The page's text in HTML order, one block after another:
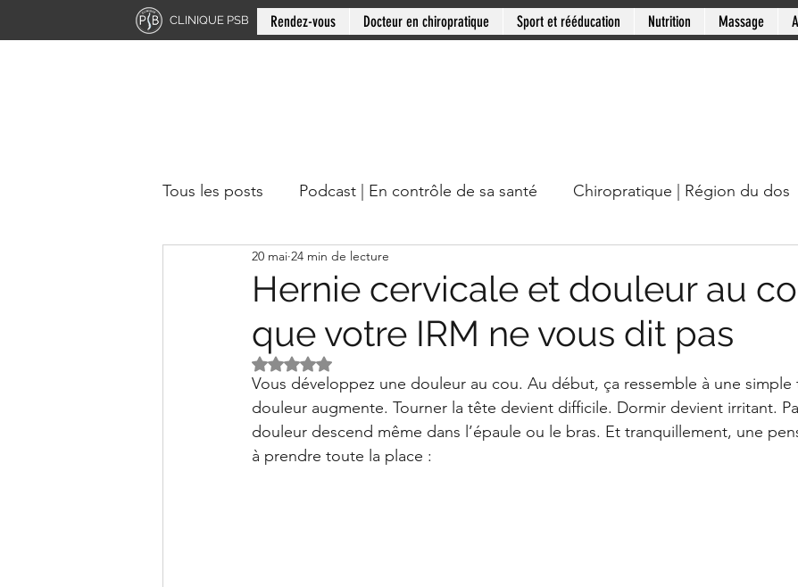
CLINIQUE PSB Rendez-vous Docteur en chiropratique Sport et rééducation Nutrition Massage
Tous les posts Podcast | En contrôle de sa santé Chiropratique | Région du dos
Chiropratique | Région du cou
Docteur en chiropratique Mini-série: Douleur chronique Clinique PSB:
Clinique PSB à Sainte-Julie: Offres La Santé Soignée Par Accident
Hernie cervicale et douleur au
que votre IRM ne vous dit pas
20 mai 24 min de lecture
Noté NaN étoiles sur 5.
Vous développez une douleur au cou. Au début, ça ressemble à une simple
douleur augmente. Tourner la tête devient difficile. Dormir devient irritant.
douleur descend même dans l’épaule ou le bras. Et tranquillement, une
à prendre toute la place :